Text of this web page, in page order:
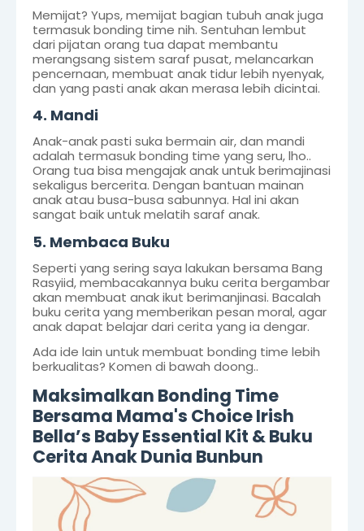
Memijat? Yups, memijat bagian tubuh anak juga
termasuk bonding time nih. Sentuhan lembut
dari pijatan orang tua dapat membantu
merangsang sistem saraf pusat, melancarkan
pencernaan, membuat anak tidur lebih nyenyak,
dan yang pasti anak akan merasa lebih dicintai.
4. Mandi
Anak-anak pasti suka bermain air, dan mandi
adalah termasuk bonding time yang seru, lho..
Orang tua bisa mengajak anak untuk berimajinasi
sekaligus bercerita. Dengan bantuan mainan
anak atau busa-busa sabunnya. Hal ini akan
sangat baik untuk melatih saraf anak.
5. Membaca Buku
Seperti yang sering saya lakukan bersama Bang
Rasyiid, membacakannya buku cerita bergambar
akan membuat anak ikut berimanjinasi. Bacalah
buku cerita yang memberikan pesan moral, agar
anak dapat belajar dari cerita yang ia dengar.
Ada ide lain untuk membuat bonding time lebih
berkualitas? Komen di bawah doong..
Maksimalkan Bonding Time
Bersama Mama's Choice Irish
Bella’s Baby Essential Kit & Buku
Cerita Anak Dunia Bunbun